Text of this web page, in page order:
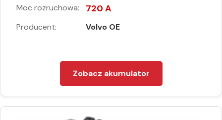
Moc rozruchowa: 720 A
Producent: Volvo OE
Zobacz akumulator